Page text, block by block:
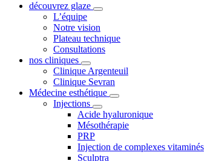
découvrez glaze
L’équipe
Notre vision
Plateau technique
Consultations
nos cliniques
Clinique Argenteuil
Clinique Sevran
Médecine esthétique
Injections
Acide hyaluronique
Mésothérapie
PRP
Injection de complexes vitaminés
Sculptra